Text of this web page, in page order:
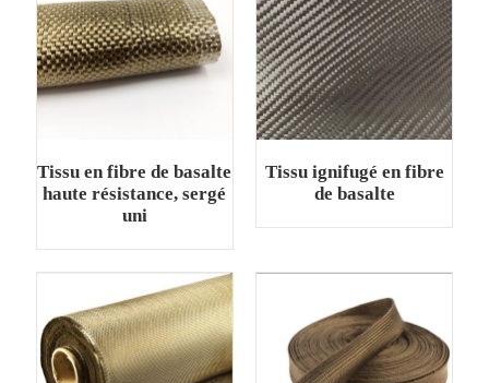
Tissu en fibre de basalte
haute résistance, sergé
uni
Tissu ignifugé en fibre
de basalte